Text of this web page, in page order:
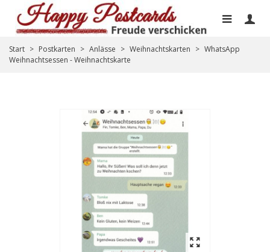
Start > Postkarten > Anlässe > Weihnachtskarten > WhatsApp
Weihnachtsessen - Weihnachtskarte